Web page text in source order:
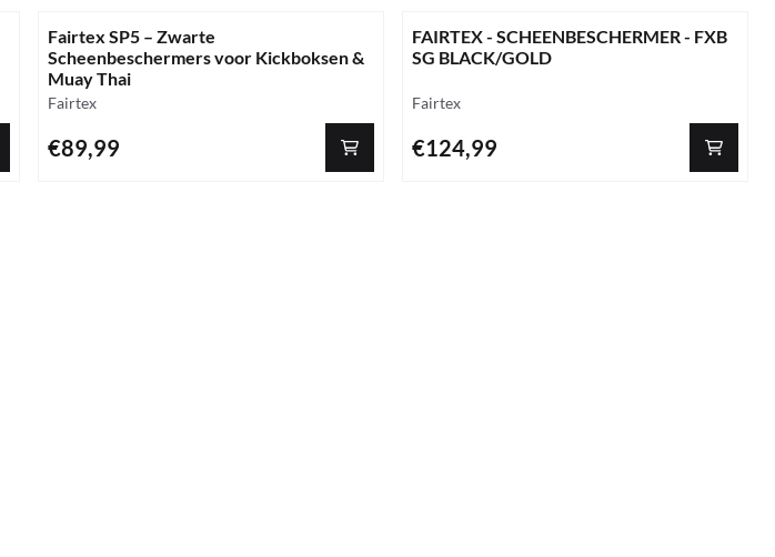
Fairtex SP5 – Zwarte
Scheenbeschermers voor Kickboksen &
Muay Thai
Merk:
Fairtex
Prijs: 89,99
€89,99
FAIRTEX - SCHEENBESCHERMER - FXB
SG BLACK/GOLD
Merk:
Fairtex
Prijs: 124,99
€124,99